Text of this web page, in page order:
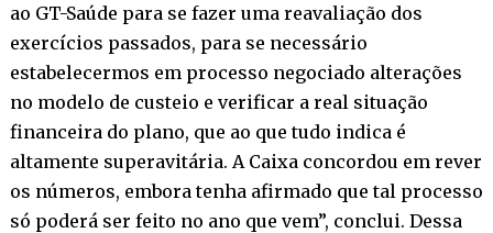
ao GT-Saúde para se fazer uma reavaliação dos
exercícios passados, para se necessário
estabelecermos em processo negociado alterações
no modelo de custeio e verificar a real situação
financeira do plano, que ao que tudo indica é
altamente superavitária. A Caixa concordou em rever
os números, embora tenha afirmado que tal processo
só poderá ser feito no ano que vem”, conclui. Dessa